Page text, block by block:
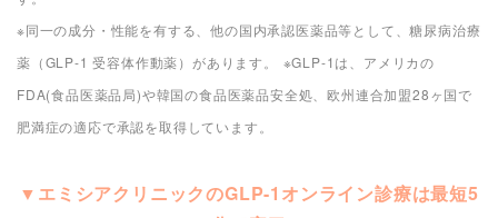
※治療期間には個人差があります
治療初期には吐き気や胃のむかつきといった
副作用を引き起こす可能性があります。
始しております。
※同一の成分・性能を有する、他の国内承認医薬品等として、糖尿病治療
薬（GLP-1 受容体作動薬）があります。
※GLP-1は、アメリカの
FDA(食品医薬品局)や韓国の食品医薬品安全処、欧州連合加盟28ヶ国で
肥満症の適応で承認を取得しています。
▼エミシアクリニックのGLP-1オンライン診療は最短5